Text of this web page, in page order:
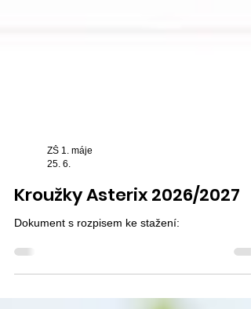
ZŠ 1. máje
Kroužky Asterix 2026/2027
Dokument s rozpisem ke stažení: